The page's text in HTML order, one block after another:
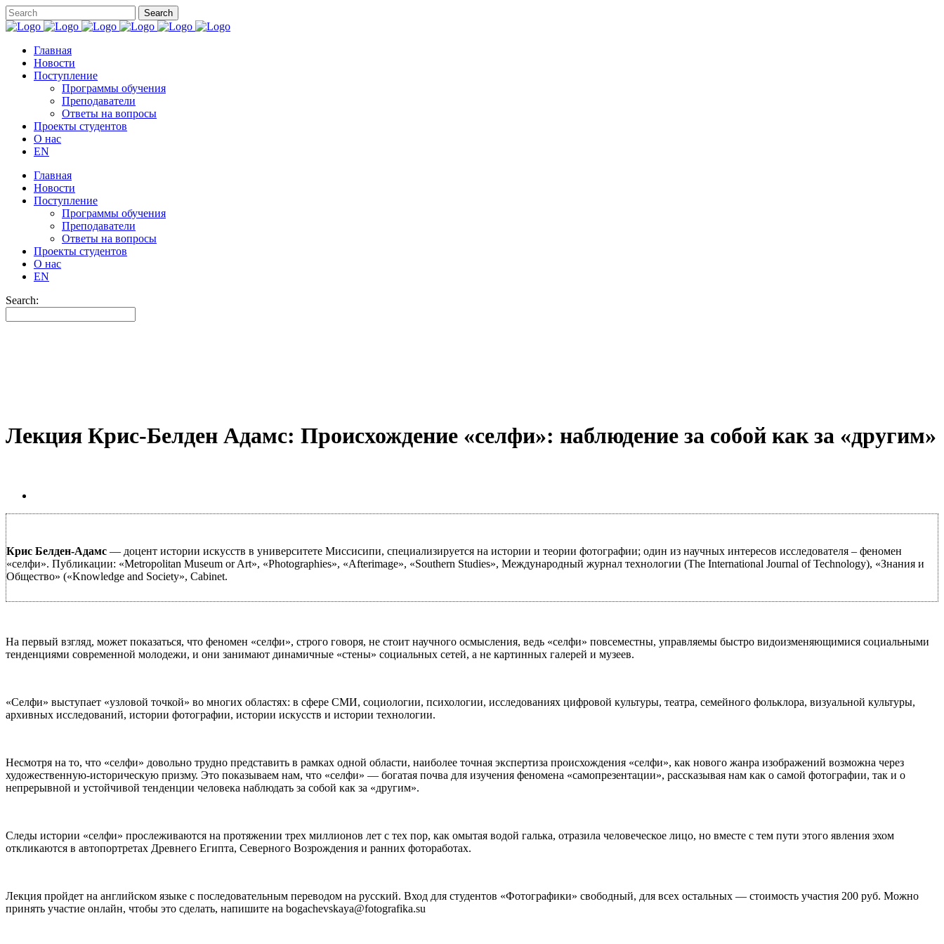
Главная
Новости
Поступление
Программы обучения
Преподаватели
Ответы на вопросы
Проекты студентов
О нас
EN
Главная
Новости
Поступление
Программы обучения
Преподаватели
Ответы на вопросы
Проекты студентов
О нас
EN
Search:
Лекция Крис-Белден Адамс: Происхождение «селфи»: наблюдение за собой как за «другим»
Крис Белден-Адамс — доцент истории искусств в университете Миссисипи, специализируется на истории и теории фотографии; один из научных интересов исследователя – феномен
«селфи». Публикации: «Metropolitan Museum or Art», «Photographies», «Afterimage», «Southern Studies», Международный журнал технологии (The International Journal of Technology), «Знания и
Общество» («Knowledge and Society», Cabinet.
На первый взгляд, может показаться, что феномен «селфи», строго говоря, не стоит научного осмысления, ведь «селфи» повсеместны, управляемы быстро видоизменяющимися социальными
тенденциями современной молодежи, и они занимают динамичные «стены» социальных сетей, а не картинных галерей и музеев.
«Селфи» выступает «узловой точкой» во многих областях: в сфере СМИ, социологии, психологии, исследованиях цифровой культуры, театра, семейного фольклора, визуальной культуры,
архивных исследований, истории фотографии, истории искусств и истории технологии.
Несмотря на то, что «селфи» довольно трудно представить в рамках одной области, наиболее точная экспертиза происхождения «селфи», как нового жанра изображений возможна через
художественную-историческую призму. Это показываем нам, что «селфи» — богатая почва для изучения феномена «самопрезентации», рассказывая нам как о самой фотографии, так и о
непрерывной и устойчивой тенденции человека наблюдать за собой как за «другим».
Следы истории «селфи» прослеживаются на протяжении трех миллионов лет с тех пор, как омытая водой галька, отразила человеческое лицо, но вместе с тем пути этого явления эхом
откликаются в автопортретах Древнего Египта, Северного Возрождения и ранних фотоработах.
Лекция пройдет на английском языке с последовательным переводом на русский. Вход для студентов «Фотографики» свободный, для всех остальных — стоимость участия 200 руб. Можно
принять участие онлайн, чтобы это сделать, напишите на bogachevskaya@fotografika.su